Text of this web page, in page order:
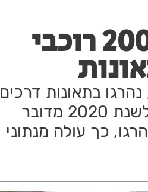
עשור נוראי עם למעלה מ-200 רוכבי
אופנועים וקטנועים צעירים (15-24), נהרגו בתאונות דרכים
בשנת 2021 -מספר שיא של עשור. בהשוואה לשנת 2020 מדובר
שנהרגו, כך עולה מנתוני